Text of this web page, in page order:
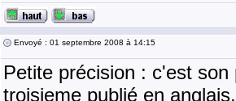
Envoyé : 01 septembre 2008 à 14:15
Petite précision : c'est
troisieme publié en